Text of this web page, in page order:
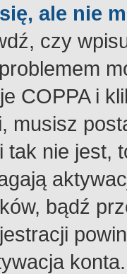
ale nie
czy
COPPA i
musisz
tak nie jest,
bądź